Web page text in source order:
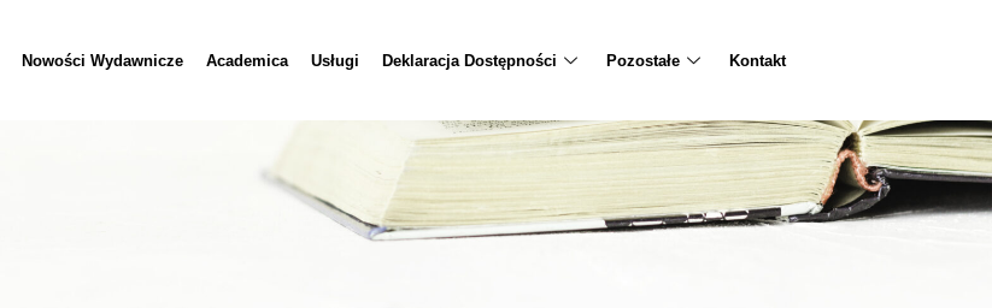
Nowości Wydawnicze Academica Usługi Deklaracja Dostępności Pozostałe Kontakt